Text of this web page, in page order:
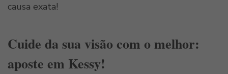
causa exata!
Cuide da sua visão com o melhor:
aposte em Kessy!